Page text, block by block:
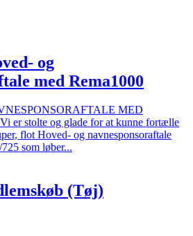
og
med Rema1000
MED
er stolte og glade for at kunne fortælle
flot Hoved- og navnesponsoraftale
som løber...
(Tøj)